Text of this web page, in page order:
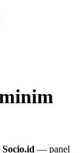
Socio.id — panel